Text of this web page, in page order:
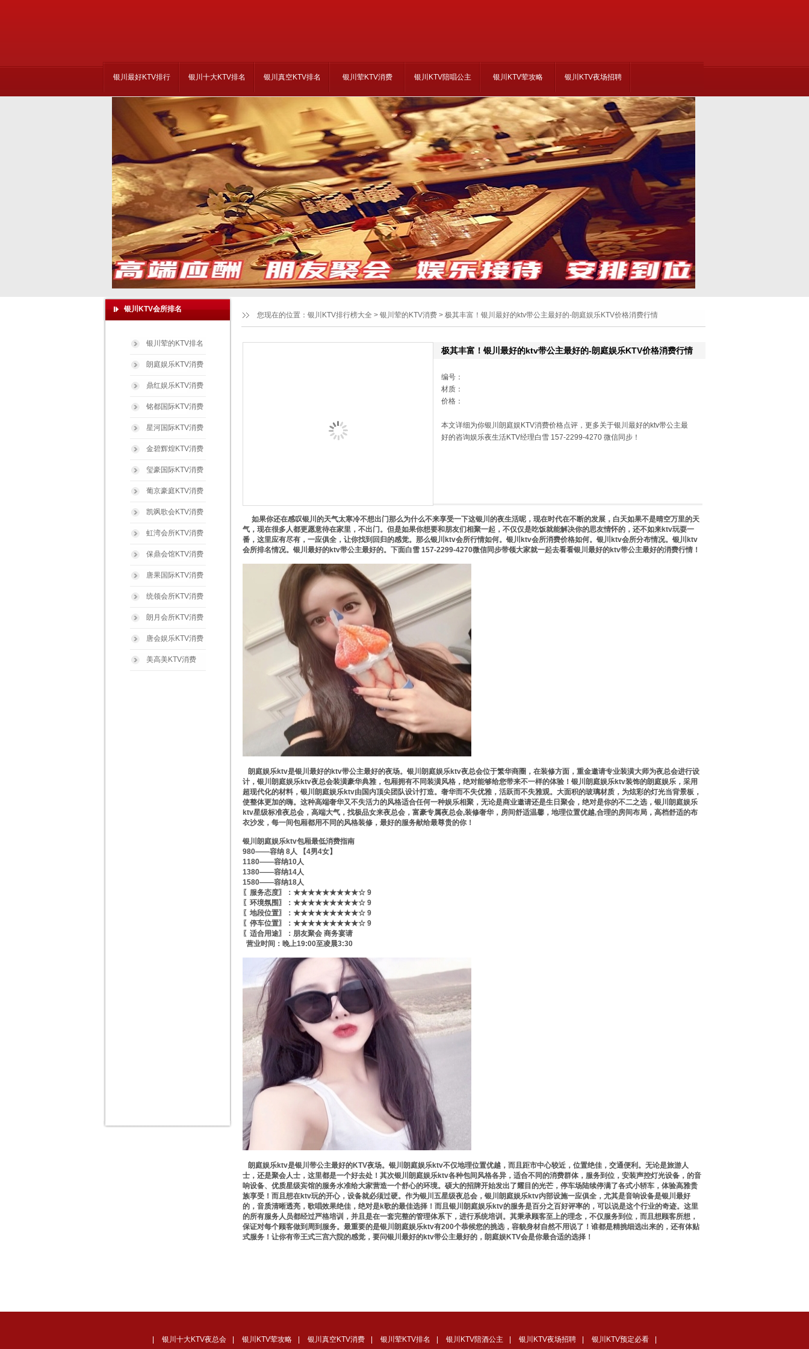
银川最好KTV排行 银川十大KTV排名 银川真空KTV排名 银川荤KTV消费 银川KTV陪唱公主 银川KTV荤攻略 银川KTV夜场招聘
您现在的位置： 银川KTV排行榜大全 > 银川荤的KTV消费 > 极其丰富！银川最好的ktv带公主最好的-朗庭娱乐KTV价格消费行情
极其丰富！银川最好的ktv带公主最好的-朗庭娱乐KTV价格消费行情
编号：
材质：
价格：
本文详细为你银川朗庭娱KTV消费价格点评，更多关于银川最好的ktv带公主最
好的咨询娱乐夜生活KTV经理白雪 157-2299-4270 微信同步！
如果你还在感叹银川的天气太寒冷不想出门那么为什么不来享受一下这银川的夜生活呢，现在时代在不断的发展，白天如果不是晴空万里的天
气，现在很多人都更愿意待在家里，不出门。但是如果你想要和朋友们相聚一起，不仅仅是吃饭就能解决你的思友情怀的，还不如来ktv玩耍一
番，这里应有尽有，一应俱全，让你找到回归的感觉。那么银川ktv会所行情如何。银川ktv会所消费价格如何。银川ktv会所分布情况。银川ktv
会所排名情况。银川最好的ktv带公主最好的。下面白雪 157-2299-4270微信同步带领大家就一起去看看银川最好的ktv带公主最好的消费行情！
朗庭娱乐ktv是银川最好的ktv带公主最好的夜场。银川朗庭娱乐ktv夜总会位于繁华商圈，在装修方面，重金邀请专业装潢大师为夜总会进行设
计，银川朗庭娱乐ktv夜总会装潢豪华典雅，包厢拥有不同装潢风格，绝对能够给您带来不一样的体验！银川朗庭娱乐ktv装饰的朗庭娱乐，采用
超现代化的材料，银川朗庭娱乐ktv由国内顶尖团队设计打造。奢华而不失优雅，活跃而不失雅观。大面积的玻璃材质，为炫彩的灯光当背景板，
使整体更加的嗨。这种高端奢华又不失活力的风格适合任何一种娱乐相聚，无论是商业邀请还是生日聚会，绝对是你的不二之选，银川朗庭娱乐
ktv星级标准夜总会，高端大气，找极品女来夜总会，富豪专属夜总会,装修奢华，房间舒适温馨，地理位置优越,合理的房间布局，高档舒适的布
衣沙发，每一间包厢都用不同的风格装修，最好的服务献给最尊贵的你！
银川朗庭娱乐ktv包厢最低消费指南
980——容纳 8人 【4男4女】
1180——容纳10人
1380——容纳14人
1580——容纳18人
〖服务态度〗：★★★★★★★★★☆ 9
〖环境氛围〗：★★★★★★★★★☆ 9
〖地段位置〗：★★★★★★★★★☆ 9
〖停车位置〗：★★★★★★★★★☆ 9
〖适合用途〗：朋友聚会 商务宴请
营业时间：晚上19:00至凌晨3:30
朗庭娱乐ktv是银川带公主最好的KTV夜场。银川朗庭娱乐ktv不仅地理位置优越，而且距市中心较近，位置绝佳，交通便利。无论是旅游人
士，还是聚会人士，这里都是一个好去处！其次银川朗庭娱乐ktv各种包间风格各异，适合不同的消费群体，服务到位，安装声控灯光设备，的音
响设备、优质星级宾馆的服务水准给大家营造一个舒心的环境。硕大的招牌开始发出了耀目的光芒，停车场陆续停满了各式小轿车，体验高雅贵
族享受！而且想在ktv玩的开心，设备就必须过硬。作为银川五星级夜总会，银川朗庭娱乐ktv内部设施一应俱全，尤其是音响设备是银川最好
的，音质清晰透亮，歌唱效果绝佳，绝对是k歌的最佳选择！而且银川朗庭娱乐ktv的服务是百分之百好评率的，可以说是这个行业的奇迹。这里
的所有服务人员都经过严格培训，并且是在一套完整的管理体系下，进行系统培训。其秉承顾客至上的理念，不仅服务到位，而且想顾客所想，
保证对每个顾客做到周到服务。最重要的是银川朗庭娱乐ktv有200个恭候您的挑选，容貌身材自然不用说了！谁都是精挑细选出来的，还有体贴
式服务！让你有帝王式三宫六院的感觉，要问银川最好的ktv带公主最好的，朗庭娱KTV会是你最合适的选择！
银川KTV会所排名
银川荤的KTV排名
朗庭娱乐KTV消费
鼎红娱乐KTV消费
铭都国际KTV消费
星河国际KTV消费
金碧辉煌KTV消费
玺豪国际KTV消费
葡京豪庭KTV消费
凯飒歌会KTV消费
虹湾会所KTV消费
保鼎会馆KTV消费
唐果国际KTV消费
统领会所KTV消费
朗月会所KTV消费
唐会娱乐KTV消费
美高美KTV消费
银川十大KTV夜总会 银川KTV荤攻略 银川真空KTV消费 银川荤KTV排名 银川KTV陪酒公主 银川KTV夜场招聘 银川KTV预定必看